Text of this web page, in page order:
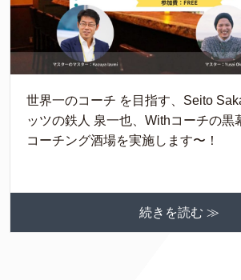
世界一のコーチ を目指す、Seito
ッツの鉄人 泉一也、Withコーチの黒
コーチング酒場を実施します〜！
続きを読む ≫